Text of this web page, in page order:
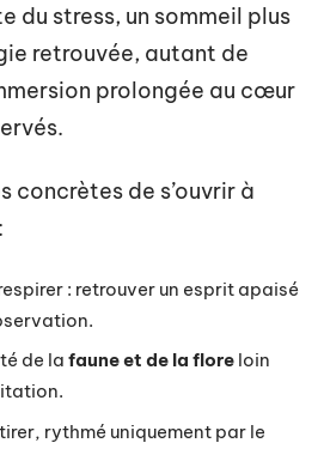
du stress, un sommeil plus
retrouvée, autant de
prolongée au cœur
concrètes de s’ouvrir à
: retrouver un esprit apaisé
de la faune et de la flore loin
rythmé uniquement par le